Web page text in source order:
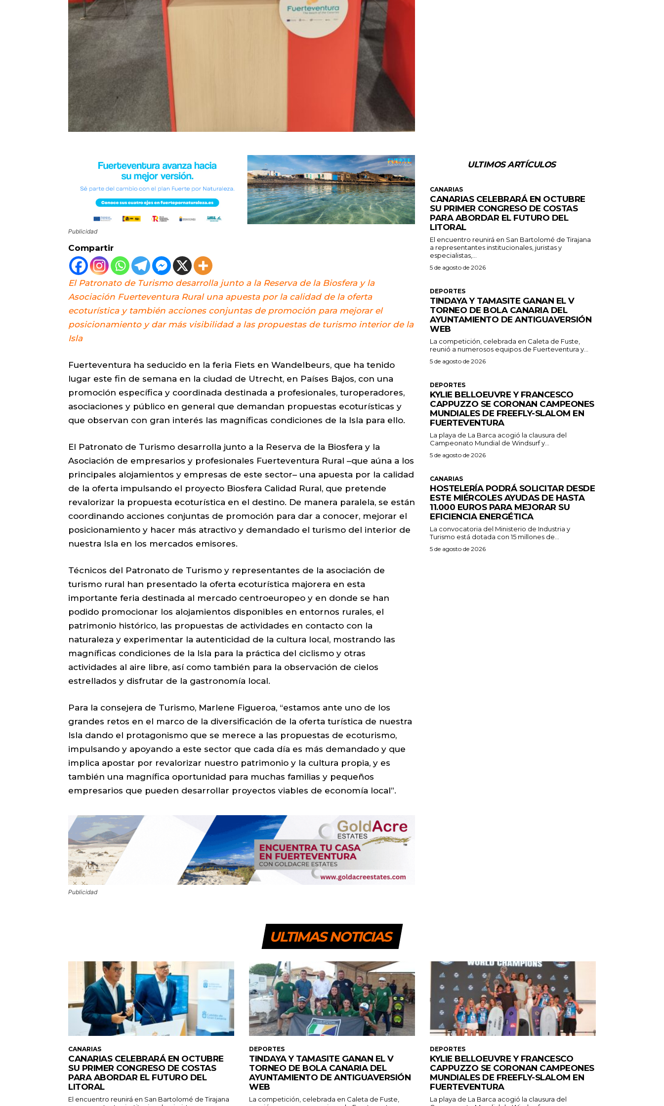
Publicidad
Compartir
El Patronato de Turismo desarrolla junto a la Reserva de la Biosfera y la
Asociación Fuerteventura Rural una apuesta por la calidad de la oferta
ecoturística y también acciones conjuntas de promoción para mejorar el
posicionamiento y dar más visibilidad a las propuestas de turismo interior de la
Isla
Fuerteventura ha seducido en la feria Fiets en Wandelbeurs, que ha tenido
lugar este fin de semana en la ciudad de Utrecht, en Países Bajos, con una
promoción específica y coordinada destinada a profesionales, turoperadores,
asociaciones y público en general que demandan propuestas ecoturísticas y
que observan con gran interés las magníficas condiciones de la Isla para ello.
El Patronato de Turismo desarrolla junto a la Reserva de la Biosfera y la
Asociación de empresarios y profesionales Fuerteventura Rural –que aúna a los
principales alojamientos y empresas de este sector– una apuesta por la calidad
de la oferta impulsando el proyecto Biosfera Calidad Rural, que pretende
revalorizar la propuesta ecoturística en el destino. De manera paralela, se están
coordinando acciones conjuntas de promoción para dar a conocer, mejorar el
posicionamiento y hacer más atractivo y demandado el turismo del interior de
nuestra Isla en los mercados emisores.
Técnicos del Patronato de Turismo y representantes de la asociación de
turismo rural han presentado la oferta ecoturística majorera en esta
importante feria destinada al mercado centroeuropeo y en donde se han
podido promocionar los alojamientos disponibles en entornos rurales, el
patrimonio histórico, las propuestas de actividades en contacto con la
naturaleza y experimentar la autenticidad de la cultura local, mostrando las
magníficas condiciones de la Isla para la práctica del ciclismo y otras
actividades al aire libre, así como también para la observación de cielos
estrellados y disfrutar de la gastronomía local.
Para la consejera de Turismo, Marlene Figueroa, “estamos ante uno de los
grandes retos en el marco de la diversificación de la oferta turística de nuestra
Isla dando el protagonismo que se merece a las propuestas de ecoturismo,
impulsando y apoyando a este sector que cada día es más demandado y que
implica apostar por revalorizar nuestro patrimonio y la cultura propia, y es
también una magnífica oportunidad para muchas familias y pequeños
empresarios que pueden desarrollar proyectos viables de economía local”.
Publicidad
ULTIMOS ARTÍCULOS
CANARIAS
CANARIAS CELEBRARÁ EN OCTUBRE
SU PRIMER CONGRESO DE COSTAS
PARA ABORDAR EL FUTURO DEL
LITORAL
El encuentro reunirá en San Bartolomé de Tirajana
a representantes institucionales, juristas y
especialistas,...
5 de agosto de 2026
DEPORTES
TINDAYA Y TAMASITE GANAN EL V
TORNEO DE BOLA CANARIA DEL
AYUNTAMIENTO DE ANTIGUAVERSIÓN
WEB
La competición, celebrada en Caleta de Fuste,
reunió a numerosos equipos de Fuerteventura y...
5 de agosto de 2026
DEPORTES
KYLIE BELLOEUVRE Y FRANCESCO
CAPPUZZO SE CORONAN CAMPEONES
MUNDIALES DE FREEFLY-SLALOM EN
FUERTEVENTURA
La playa de La Barca acogió la clausura del
Campeonato Mundial de Windsurf y...
5 de agosto de 2026
CANARIAS
HOSTELERÍA PODRÁ SOLICITAR DESDE
ESTE MIÉRCOLES AYUDAS DE HASTA
11.000 EUROS PARA MEJORAR SU
EFICIENCIA ENERGÉTICA
La convocatoria del Ministerio de Industria y
Turismo está dotada con 15 millones de...
5 de agosto de 2026
ULTIMAS NOTICIAS
CANARIAS
CANARIAS CELEBRARÁ EN OCTUBRE
SU PRIMER CONGRESO DE COSTAS
PARA ABORDAR EL FUTURO DEL
LITORAL
El encuentro reunirá en San Bartolomé de Tirajana
DEPORTES
TINDAYA Y TAMASITE GANAN EL V
TORNEO DE BOLA CANARIA DEL
AYUNTAMIENTO DE ANTIGUAVERSIÓN
WEB
La competición, celebrada en Caleta de Fuste,
DEPORTES
KYLIE BELLOEUVRE Y FRANCESCO
CAPPUZZO SE CORONAN CAMPEONES
MUNDIALES DE FREEFLY-SLALOM EN
FUERTEVENTURA
La playa de La Barca acogió la clausura del